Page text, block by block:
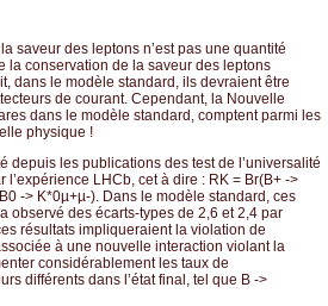
saveur des leptons n’est pas une quantité
la conservation de la saveur des leptons
dans le modèle standard, ils devraient être
de courant. Cependant, la Nouvelle
dans le modèle standard, comptent parmi les
physique !
depuis les publications des test de l’universalité
LHCb, cet à dire : R K = Br(B+ ->
-> K*0µ+µ-). Dans le modèle standard, ces
observé des écarts-types de 2,6 et 2,4 par
résultats impliqueraient la violation de
à une nouvelle interaction violant la
considérablement les taux de
différents dans l’état final, tel que B ->